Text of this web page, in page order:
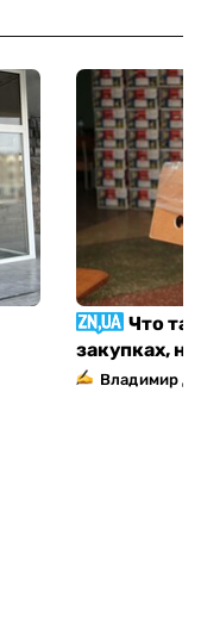
Что
закупках,
Владимир